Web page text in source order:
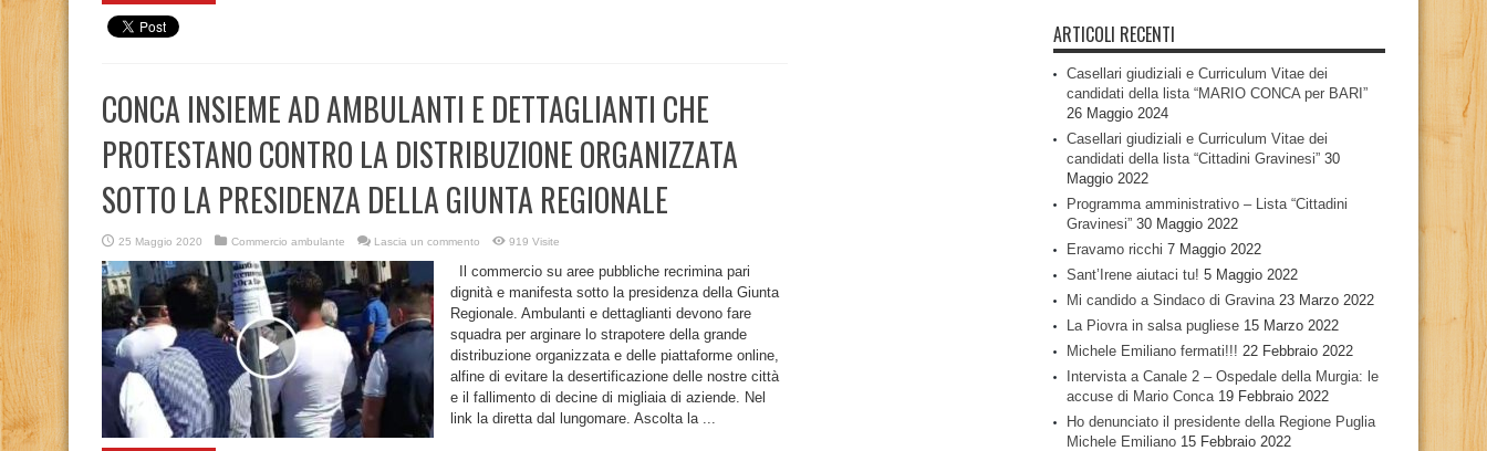
CONCA INSIEME AD AMBULANTI E DETTAGLIANTI CHE
PROTESTANO CONTRO LA DISTRIBUZIONE ORGANIZZATA
SOTTO LA PRESIDENZA DELLA GIUNTA REGIONALE
25 Maggio 2020 Commercio ambulante Lascia un commento 919 Visite
Il commercio su aree pubbliche recrimina pari
dignità e manifesta sotto la presidenza della Giunta
Regionale. Ambulanti e dettaglianti devono fare
squadra per arginare lo strapotere della grande
distribuzione organizzata e delle piattaforme online,
alfine di evitare la desertificazione delle nostre città
e il fallimento di decine di migliaia di aziende. Nel
link la diretta dal lungomare. Ascolta la ...
ARTICOLI RECENTI
Casellari giudiziali e Curriculum Vitae dei
candidati della lista “MARIO CONCA per BARI”
26 Maggio 2024
Casellari giudiziali e Curriculum Vitae dei
candidati della lista “Cittadini Gravinesi” 30
Maggio 2022
Programma amministrativo – Lista “Cittadini
Gravinesi” 30 Maggio 2022
Eravamo ricchi 7 Maggio 2022
Sant’Irene aiutaci tu! 5 Maggio 2022
Mi candido a Sindaco di Gravina 23 Marzo 2022
La Piovra in salsa pugliese 15 Marzo 2022
Michele Emiliano fermati!!! 22 Febbraio 2022
Intervista a Canale 2 – Ospedale della Murgia: le
accuse di Mario Conca 19 Febbraio 2022
Ho denunciato il presidente della Regione Puglia
Michele Emiliano 15 Febbraio 2022